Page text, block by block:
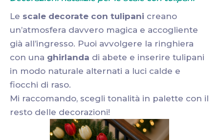
Le scale decorate con tulipani creano
un’atmosfera davvero magica e accogliente
già all’ingresso. Puoi avvolgere la ringhiera
con una ghirlanda di abete e inserire tulipani
in modo naturale alternati a luci calde e
fiocchi di raso.
Mi raccomando, scegli tonalità in palette con il
resto delle decorazioni!